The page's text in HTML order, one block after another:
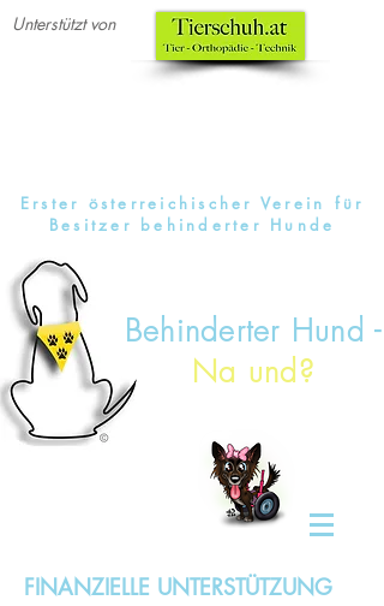
Unterstützt von
Erster österreichischer Verein für
Besitzer behinderter Hunde
Behinderter Hund -
Na und?
FINANZIELLE UNTERSTÜTZUNG